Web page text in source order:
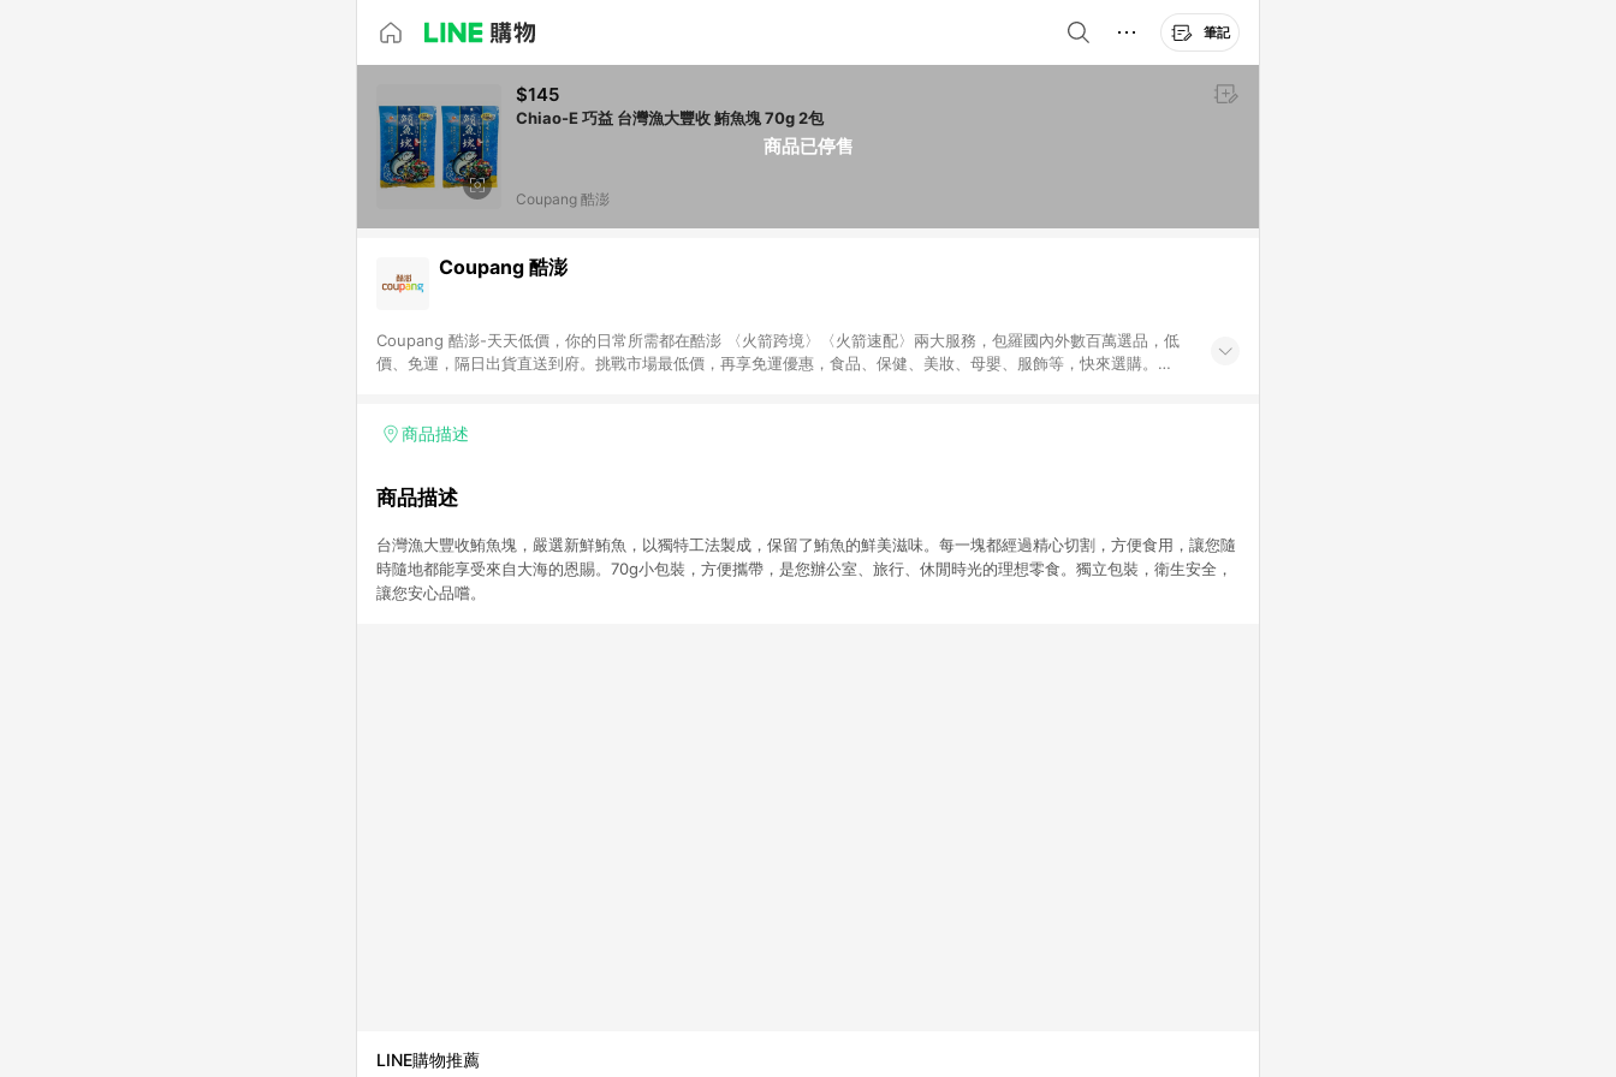
筆記
商品已停售
$145
Chiao-E 巧益 台灣漁大豐收 鮪魚塊 70g 2包
Coupang 酷澎
Coupang 酷澎
Coupang 酷澎-天天低價，你的日常所需都在酷澎 〈火箭跨境〉〈火箭速配〉兩大服務，包羅國內外數百萬選品，低
價、免運，隔日出貨直送到府。挑戰市場最低價，再享免運優惠，食品、保健、美妝、母嬰、服飾等，快來選購。
商品描述
商品描述
台灣漁大豐收鮪魚塊，嚴選新鮮鮪魚，以獨特工法製成，保留了鮪魚的鮮美滋味。每一塊都經過精心切割，方便食用，讓您隨
時隨地都能享受來自大海的恩賜。70g小包裝，方便攜帶，是您辦公室、旅行、休閒時光的理想零食。獨立包裝，衛生安全，
讓您安心品嚐。
LINE購物推薦